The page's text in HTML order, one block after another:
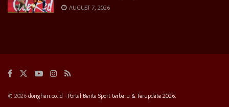
AUGUST 7, 2026
© 2026 donghan.co.id - Portal Berita Sport terbaru & Terupdate 2026.